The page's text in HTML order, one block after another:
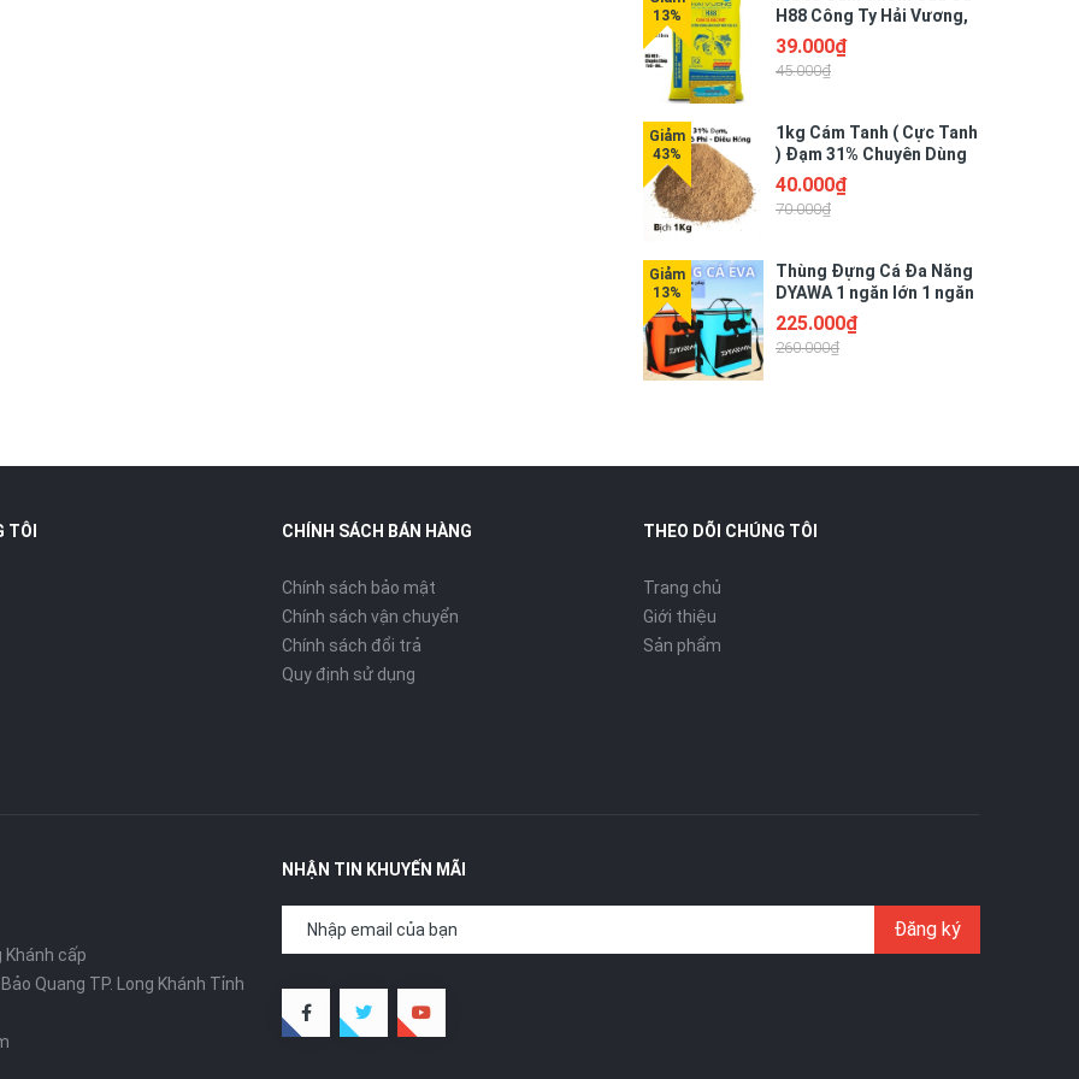
H88 Công Ty Hải Vương,
39.000₫
45.000₫
1kg Cám Tanh ( Cực Tanh
) Đạm 31% Chuyên Dùng
câu cá rô phi diêu hồng
40.000₫
70.000₫
Thùng Đựng Cá Đa Năng
DYAWA 1 ngăn lớn 1 ngăn
nhỏ, Chất Liệu Nhựa EVA
Cao Cấp
225.000₫
260.000₫
TÔI CHÍNH SÁCH BÁN HÀNG
Chính sách bảo mật
Chính sách vận chuyển
Chính sách đổi trả
Quy định sử dụng
THEO DÕI CHÚNG TÔI
Trang chủ
Giới thiệu
Sản phẩm
Khánh cấp
Quang TP. Long Khánh Tỉnh
NHẬN TIN KHUYẾN MÃI
Đăng ký